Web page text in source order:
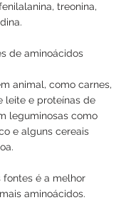
treonina,
de aminoácidos
animal, como carnes,
leite e proteínas de
leguminosas como
e alguns cereais
fontes é a melhor
aminoácidos.